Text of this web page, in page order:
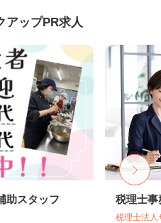
アップPR求人
助スタッフ 税理士事
税理士法人